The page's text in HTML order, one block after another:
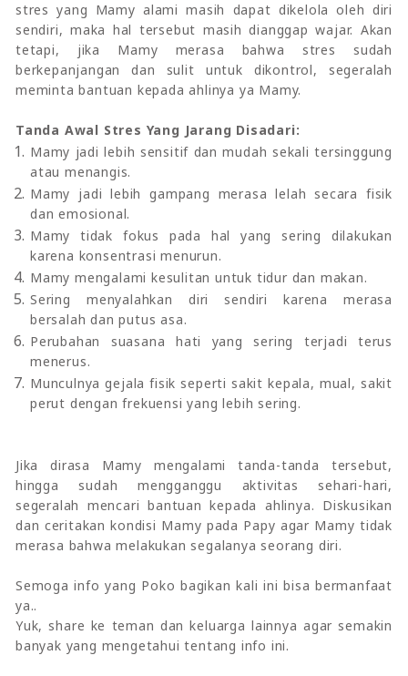
stres yang Mamy alami masih dapat dikelola oleh diri
sendiri, maka hal tersebut masih dianggap wajar. Akan
tetapi, jika Mamy merasa bahwa stres sudah
berkepanjangan dan sulit untuk dikontrol, segeralah
meminta bantuan kepada ahlinya ya Mamy.
Tanda Awal Stres Yang Jarang Disadari:
Mamy jadi lebih sensitif dan mudah sekali tersinggung
atau menangis.
Mamy jadi lebih gampang merasa lelah secara fisik
dan emosional.
Mamy tidak fokus pada hal yang sering dilakukan
karena konsentrasi menurun.
Mamy mengalami kesulitan untuk tidur dan makan.
Sering menyalahkan diri sendiri karena merasa
bersalah dan putus asa.
Perubahan suasana hati yang sering terjadi terus
menerus.
Munculnya gejala fisik seperti sakit kepala, mual, sakit
perut dengan frekuensi yang lebih sering.
Jika dirasa Mamy mengalami tanda-tanda tersebut,
hingga sudah mengganggu aktivitas sehari-hari,
segeralah mencari bantuan kepada ahlinya. Diskusikan
dan ceritakan kondisi Mamy pada Papy agar Mamy tidak
merasa bahwa melakukan segalanya seorang diri.
Semoga info yang Poko bagikan kali ini bisa bermanfaat
ya..
Yuk, share ke teman dan keluarga lainnya agar semakin
banyak yang mengetahui tentang info ini.